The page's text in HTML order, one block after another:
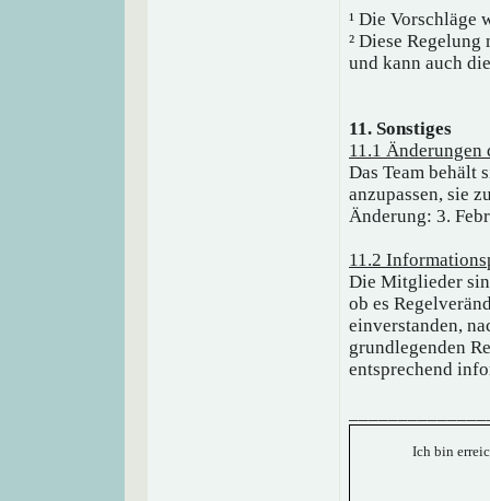
¹ Die Vorschläge
² Diese
und kann auch
11. Sonstiges
11.1 Änderungen
Das Team behält
anzupassen, sie
Änderung: 3.
11.2
Die Mitglieder
ob es
einverstanden,
grundlegenden
entsprechend
Ich bin